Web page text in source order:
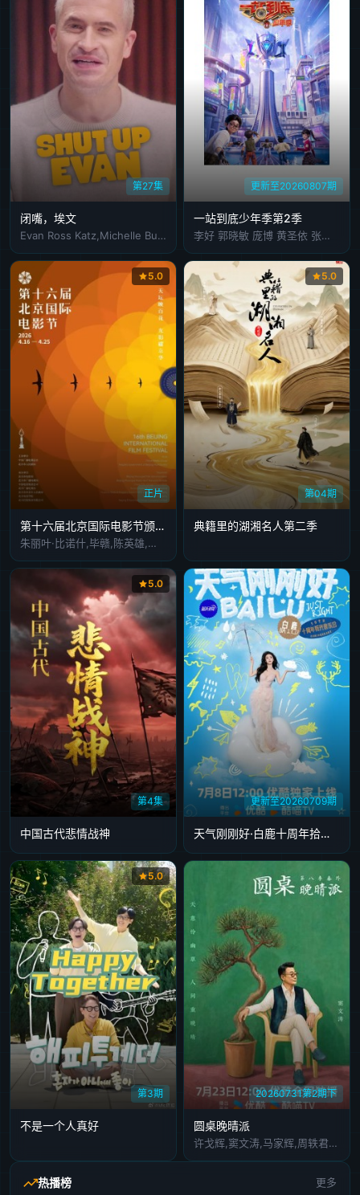
第27集
闭嘴，埃文
Evan Ross Katz,Michelle Buteau,Rachel Bloom
更新至20260807期
一站到底少年季第2季
李好 郭晓敏 庞博 黄圣依 张雨绮 伊能静 李雪琴 陈铭 王昱珩
正片
5.0
第十六届北京国际电影节颁奖典
朱丽叶·比诺什,毕赣,陈英雄,加布里埃尔·马斯卡罗,张小斐
第04期
5.0
典籍里的湖湘名人第二季
第4集
5.0
中国古代悲情战神
更新至20260709期
天气刚刚好·白鹿十周年拾光音乐会
第3期
5.0
不是一个人真好
20260731第2期下
圆桌晚晴派
许戈辉,窦文涛,马家辉,周轶君,胡泳,景军
热播榜 更多